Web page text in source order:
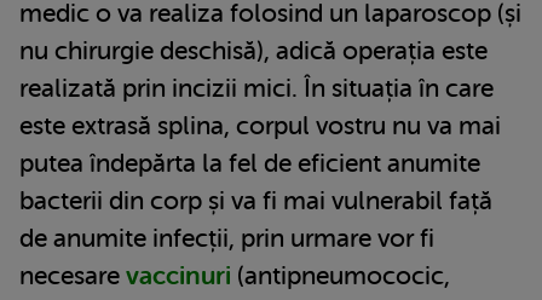
medic o va realiza folosind un laparoscop (și
nu chirurgie deschisă), adică operația este
realizată prin incizii mici. În situația în care
este extrasă splina, corpul vostru nu va mai
putea îndepărta la fel de eficient anumite
bacterii din corp și va fi mai vulnerabil față
de anumite infecții, prin urmare vor fi
necesare vaccinuri (antipneumococic,